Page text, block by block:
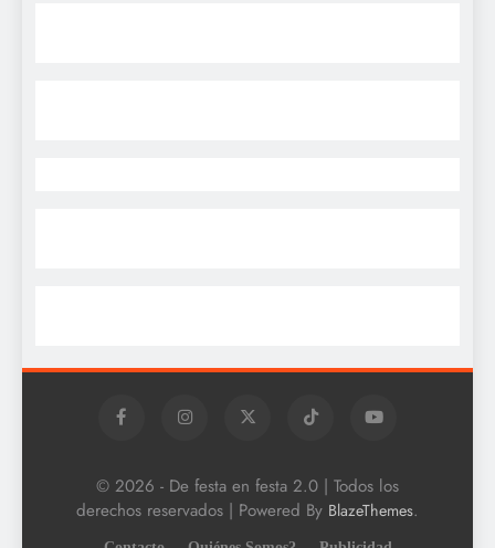
© 2026 - De festa en festa 2.0 | Todos los
derechos reservados | Powered By BlazeThemes.